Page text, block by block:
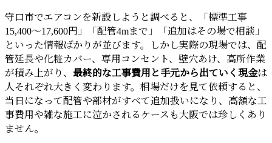
守口市でエアコンを新設しようと調べると、「標準工事
15,400〜17,600円」「配管4mまで」「追加はその場で相談」
といった情報ばかりが並びます。しかし実際の現場では、配
管延長や化粧カバー、専用コンセント、壁穴あけ、高所作業
が積み上がり、 最終的な工事費用と手元から出ていく現金は
人それぞれ大きく変わります。相場だけを見て依頼すると、
当日になって配管や部材がすべて追加扱いになり、高額な工
事費用や雑な施工に泣かされるケースも大阪では珍しくあり
ません。